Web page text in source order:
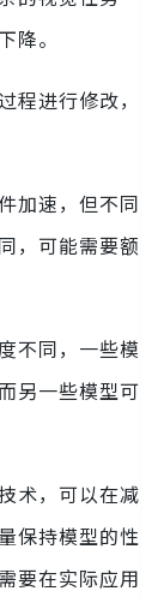
降。
程进行修改，
加速，但不同
，可能需要额
不同，一些模
另一些模型可
术，可以在减
保持模型的性
要在实际应用